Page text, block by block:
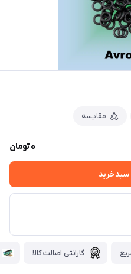
مقایسه
0تومان
سبدخرید
گارانتی اصالت کالا